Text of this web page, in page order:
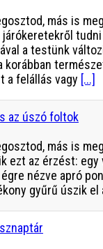
más is
járókeretekről
a testünk
korábban
a felállás vagy [...]
az úszó foltok
más is
ezt az érzést: egy
nézve apró
gyűrű úszik el